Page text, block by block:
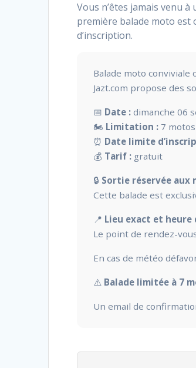
Vous n’êtes jamais venu
première balade moto est
d’inscription.
Balade moto
Jazt.com propose des
📅 Date : dimanche 06
🏍️ Limitation : 7
⏰ Date limite
💰 Tarif : gratuit
🔒 Sortie réservée aux
Cette balade est
📍 Lieu exact et heure
Le point de rendez-
En cas de météo
⚠️ Balade limitée à 7
Un email de